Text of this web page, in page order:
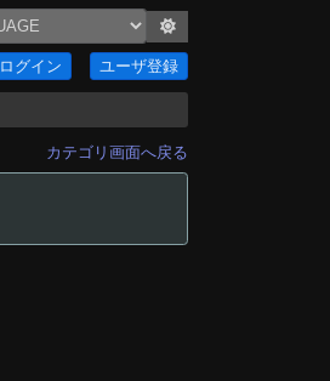
ログイン ユーザ登録
カテゴリ画面へ戻る